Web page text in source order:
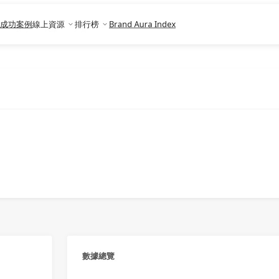
成功案例線上資源 排行榜 Brand Aura Index
數據總覽